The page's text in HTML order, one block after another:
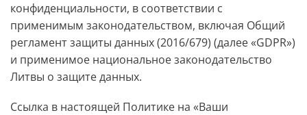
конфиденциальности, в соответствии с
применимым законодательством, включая Общий
регламент защиты данных (2016/679) (далее «GDPR»)
и применимое национальное законодательство
Литвы о защите данных.
Ссылка в настоящей Политике на «Ваши